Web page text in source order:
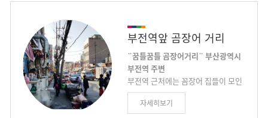
사람들의 입맛을 즐겁게 하고있으며
일본관광객 등 외국인 관광객의 발길
도 꾸준히 이어지고 있다
는 사람과 허심탄회 이야기하면서 마
시는 한잔은 일상의 피로를 잊게 하는
“묘약”으로 오돌뼈, 꼼장어, 메뉴에도
없는 단골만이 즐길 수 있는 갖가지
안주거리를 뚝딱뚝딱 만들어 주시는
포장마차 특유의 정취를 도심한가운
데 포장마차에서 즐길 수 있다 요즘은
부전역앞 곰장어 거리
¨꿈틀꿈틀 곰장어거리¨ 부산광역시
부전역 주변
부전역 근처에는 꼼장어 집들이 모인
거리로 가 있다. 꼼장어는 껍질을 벗
기고 불판에 올려놓으면 곰지락거린
자세히보기